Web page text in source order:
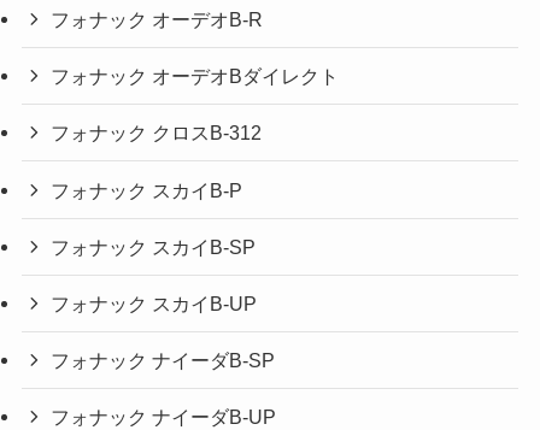
フォナック オーデオB-R
フォナック オーデオBダイレクト
フォナック クロスB-312
フォナック スカイB-P
フォナック スカイB-SP
フォナック スカイB-UP
フォナック ナイーダB-SP
フォナック ナイーダB-UP